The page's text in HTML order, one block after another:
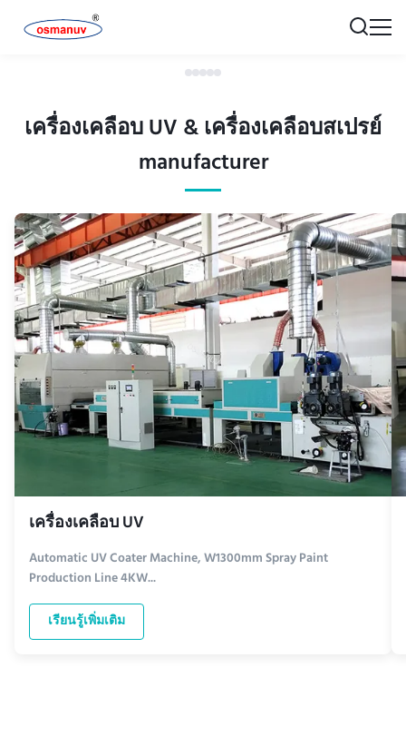
เครื่องเคลือบ UV & เครื่องเคลือบสเปรย์
manufacturer
เครื่องเคลือบ UV
Automatic UV Coater Machine, W1300mm Spray Paint
Production Line 4KW...
เรียนรู้เพิ่มเติม